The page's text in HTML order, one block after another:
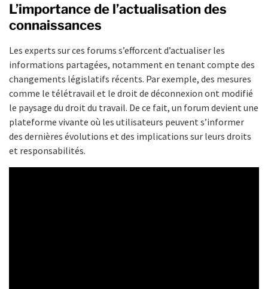
L’importance de l’actualisation des
connaissances
Les experts sur ces forums s’efforcent d’actualiser les
informations partagées, notamment en tenant compte des
changements législatifs récents. Par exemple, des mesures
comme le télétravail et le droit de déconnexion ont modifié
le paysage du droit du travail. De ce fait, un forum devient une
plateforme vivante où les utilisateurs peuvent s’informer
des dernières évolutions et des implications sur leurs droits
et responsabilités.